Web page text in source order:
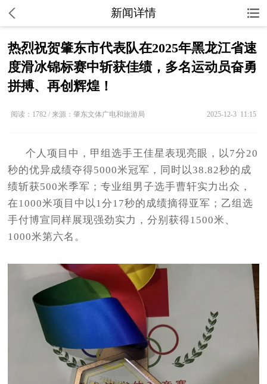
新闻详情
热烈祝贺肇东市代表队在2025年黑龙江省速
度滑冰锦标赛中斩获佳绩，多名运动员奋勇
拼搏、再创辉煌！
阅读：1782 / 来源：肇东文体广电和旅游局 2025-12-3 11:15
个人项目中，甲组选手王佳星表现亮眼，以7分20
秒的优异成绩夺得5000米冠军，同时以38.82秒的成
绩斩获500米季军；专业组男子选手曹轩实力出众，
在1000米项目中以1分17秒的成绩摘得亚军；乙组选
手付博宣同样展现强劲实力，分别获得1500米、
1000米第六名。